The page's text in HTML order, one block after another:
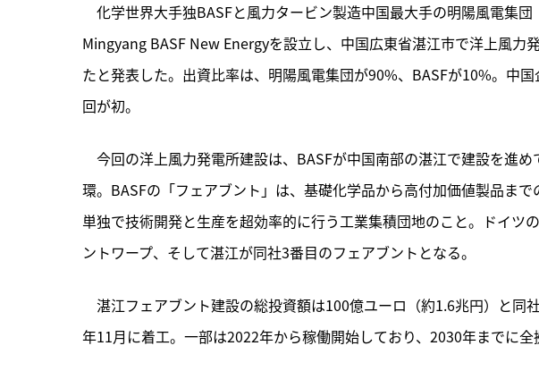
化学世界大手独BASFと風力タービン製造中国最大手の明陽風電集
Mingyang BASF New Energyを設立し、中国広東省湛江市で洋上風力
たと発表した。出資比率は、明陽風電集団が90%、BASFが10%。中
回が初。
今回の洋上風力発電所建設は、 BASFが中国南部の湛江で建設を進
環。BASFの「フェアブント」は、基礎化学品から高付加価値製品ま
単独で技術開発と生産を超効率的に行う工業集積団地のこと。ドイツ
ントワープ、そして湛江が同社3番目のフェアブントとなる。
湛江フェアブント建設の総投資額は100億ユーロ（約1.6兆円）と同
年11月に着工。一部は2022年から稼働開始しており、2030年までに全